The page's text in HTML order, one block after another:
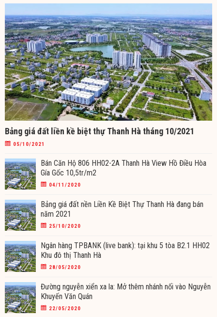
Bảng giá đất liền kề biệt thự Thanh Hà tháng 10/2021
05/10/2021
Bán Căn Hộ 806 HH02-2A Thanh Hà View Hồ Điều Hòa
Gía Gốc 10,5tr/m2
04/11/2020
Bảng giá đất nền Liền Kề Biệt Thự Thanh Hà đang bán
năm 2021
25/10/2020
Ngân hàng TPBANK (live bank): tại khu 5 tòa B2.1 HH02
Khu đô thị Thanh Hà
28/05/2020
Đường nguyễn xiển xa la: Mở thêm nhánh nối vào Nguyễn
Khuyến Văn Quán
22/05/2020